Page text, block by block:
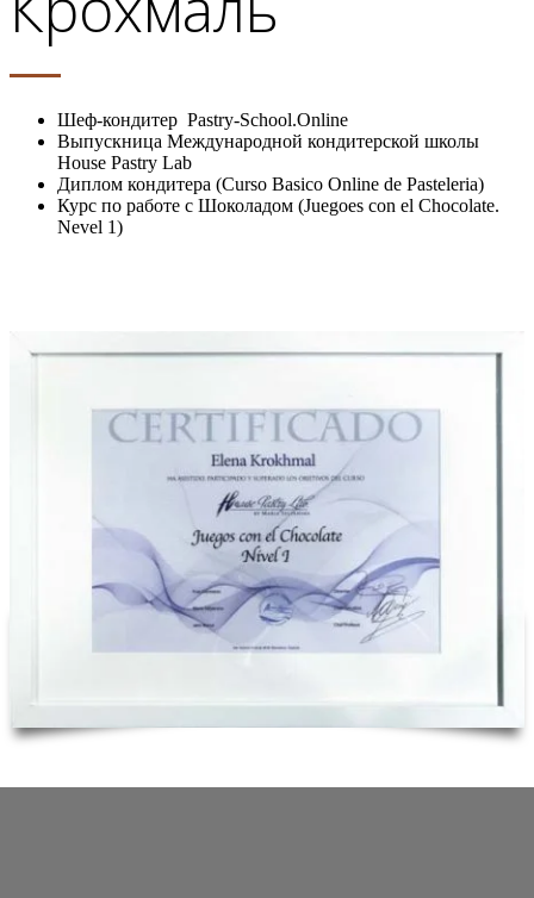
Шеф-кондитер Pastry-School.Online
Выпускница Международной кондитерской школы
House Pastry Lab
Диплом кондитера (Curso Basico Online de Pasteleria)
Курс по работе с Шоколадом (Juegoes con el Chocolate.
Nevel 1)